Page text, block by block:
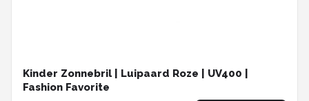
Kinder Zonnebril | Luipaard Roze | UV400 |
Fashion Favorite